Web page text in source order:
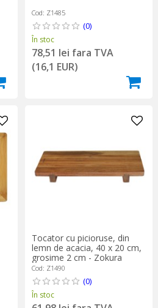
Cod: Z1485
(0)
În stoc
78,51 lei fara TVA
(16,1 EUR)
Tocator cu picioruse, din
lemn de acacia, 40 x 20 cm,
grosime 2 cm - Zokura
Cod: Z1490
(0)
În stoc